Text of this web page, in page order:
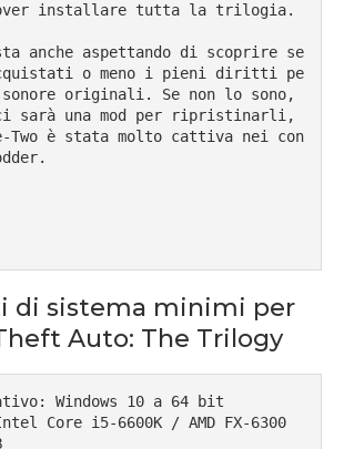
installare tutta la trilogia.
anche aspettando di scoprire se
o meno i pieni diritti pe
originali. Se non lo sono,
ci sarà una mod per ripristinarli,
Two è stata molto cattiva nei con
di sistema minimi per
Auto: The Trilogy
Windows 10 a 64 bit
Core i5-6600K / AMD FX-6300